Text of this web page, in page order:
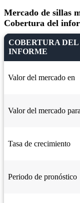
Mercado de sillas
Cobertura del
COBERTURA DEL
INFORME
Valor del mercado en
Valor del mercado para
Tasa de crecimiento
Periodo de pronóstico